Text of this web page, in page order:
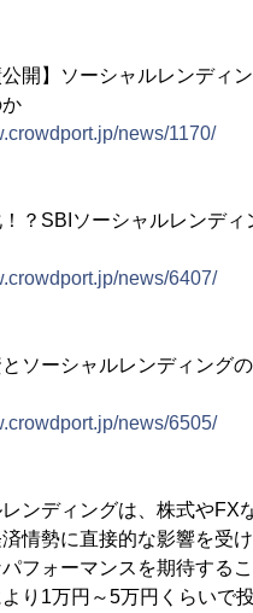
公開】ソーシャルレンディ
news/1170/
？SBIソーシャルレンディ
news/6407/
ソーシャルレンディング
news/6505/
ンディングは、株式やFX
情勢に直接的な影響を受
フォーマンスを期待する
り1万円～5万円くらいで